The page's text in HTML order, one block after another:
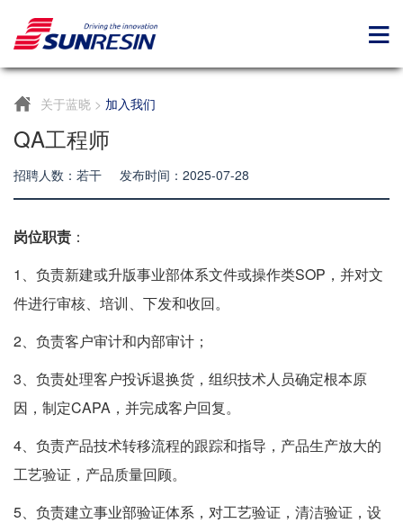
关于蓝晓 > 加入我们
QA工程师
招聘人数：若干 发布时间：2025-07-28
岗位职责 ：
1 、负责新建或升版事业部体系文件或操作类SOP ，并对文
件进行审核、培训、下发和收回。
2、负责客户审计和内部审计；
3、负责处理客户投诉退换货，组织技术人员确定根本原
因，制定CAPA ，并完成客户回复。
4、负责产品技术转移流程的跟踪和指导，产品生产放大的
工艺验证，产品质量回顾。
5、负责建立事业部验证体系，对工艺验证，清洁验证，设